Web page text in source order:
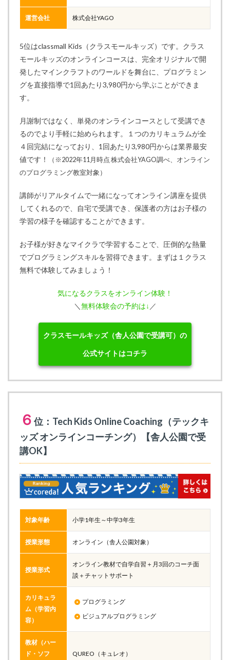
運営会社 株式会社YAGO
5位はclassmall Kids（クラスモールキッズ）です。クラス
モールキッズのオンラインコースは、完全オリジナルで開
発したマインクラフトのワールドを舞台に、プログラミン
グを直接指導で1回あたり3,980円から学ぶことができま
す。
月謝制ではなく、単発のオンラインコースとして受講でき
るのでより手軽に始められます。１つのカリキュラムが全
４回完結になっており、1回あたり3,980円からは業界最安
値です！
（※2022年11月時点 株式会社YAGO調べ、オンライン
のプログラミング教室対象）
講師がリアルタイムで一緒になってオンライン講座を提供
してくれるので、自宅で受講でき、保護者の方はお子様の
学習の様子を確認することができます。
お子様が好きなマイクラで学習することで、圧倒的な熱量
でプログラミングスキルを習得できます。まずは１クラス
無料で体験してみましょう！
気になるクラスをオンライン体験！
＼ 無料体験会の予約は↓ ／
クラスモールキッズ（舎人公園で受講可）の
公式サイトはコチラ
６ 位：Tech Kids Online Coaching（テックキ
ッズ オンラインコーチング）【舎人公園で受
講OK】
対象年齢 小学1年生～中学3年生
授業形態 オンライン（舎人公園対象）
授業形式
オンライン教材で自学自習＋月3回のコーチ面
談＋チャットサポート
カリキュラ
ム（学習内
容）
プログラミング
ビジュアルプログラミング
教材（ハー
ド・ソフ
QUREO（キュレオ）